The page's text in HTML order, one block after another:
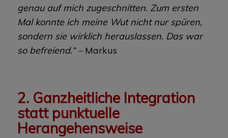
genau auf mich zugeschnitten. Zum ersten
Mal konnte ich meine Wut nicht nur spüren,
sondern sie wirklich herauslassen. Das war
so befreiend.“ –Markus
2. Ganzheitliche Integration
statt punktuelle
Herangehensweise